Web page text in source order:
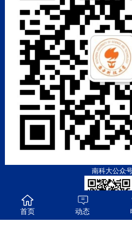
首页 动态
南科大公众